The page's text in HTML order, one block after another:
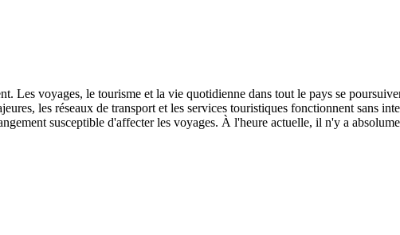
Les voyages, le tourisme et la vie quotidienne dans tout le pays se
les réseaux de transport et les services touristiques fonctionnent sans
susceptible d'affecter les voyages. À l'heure actuelle, il n'y a